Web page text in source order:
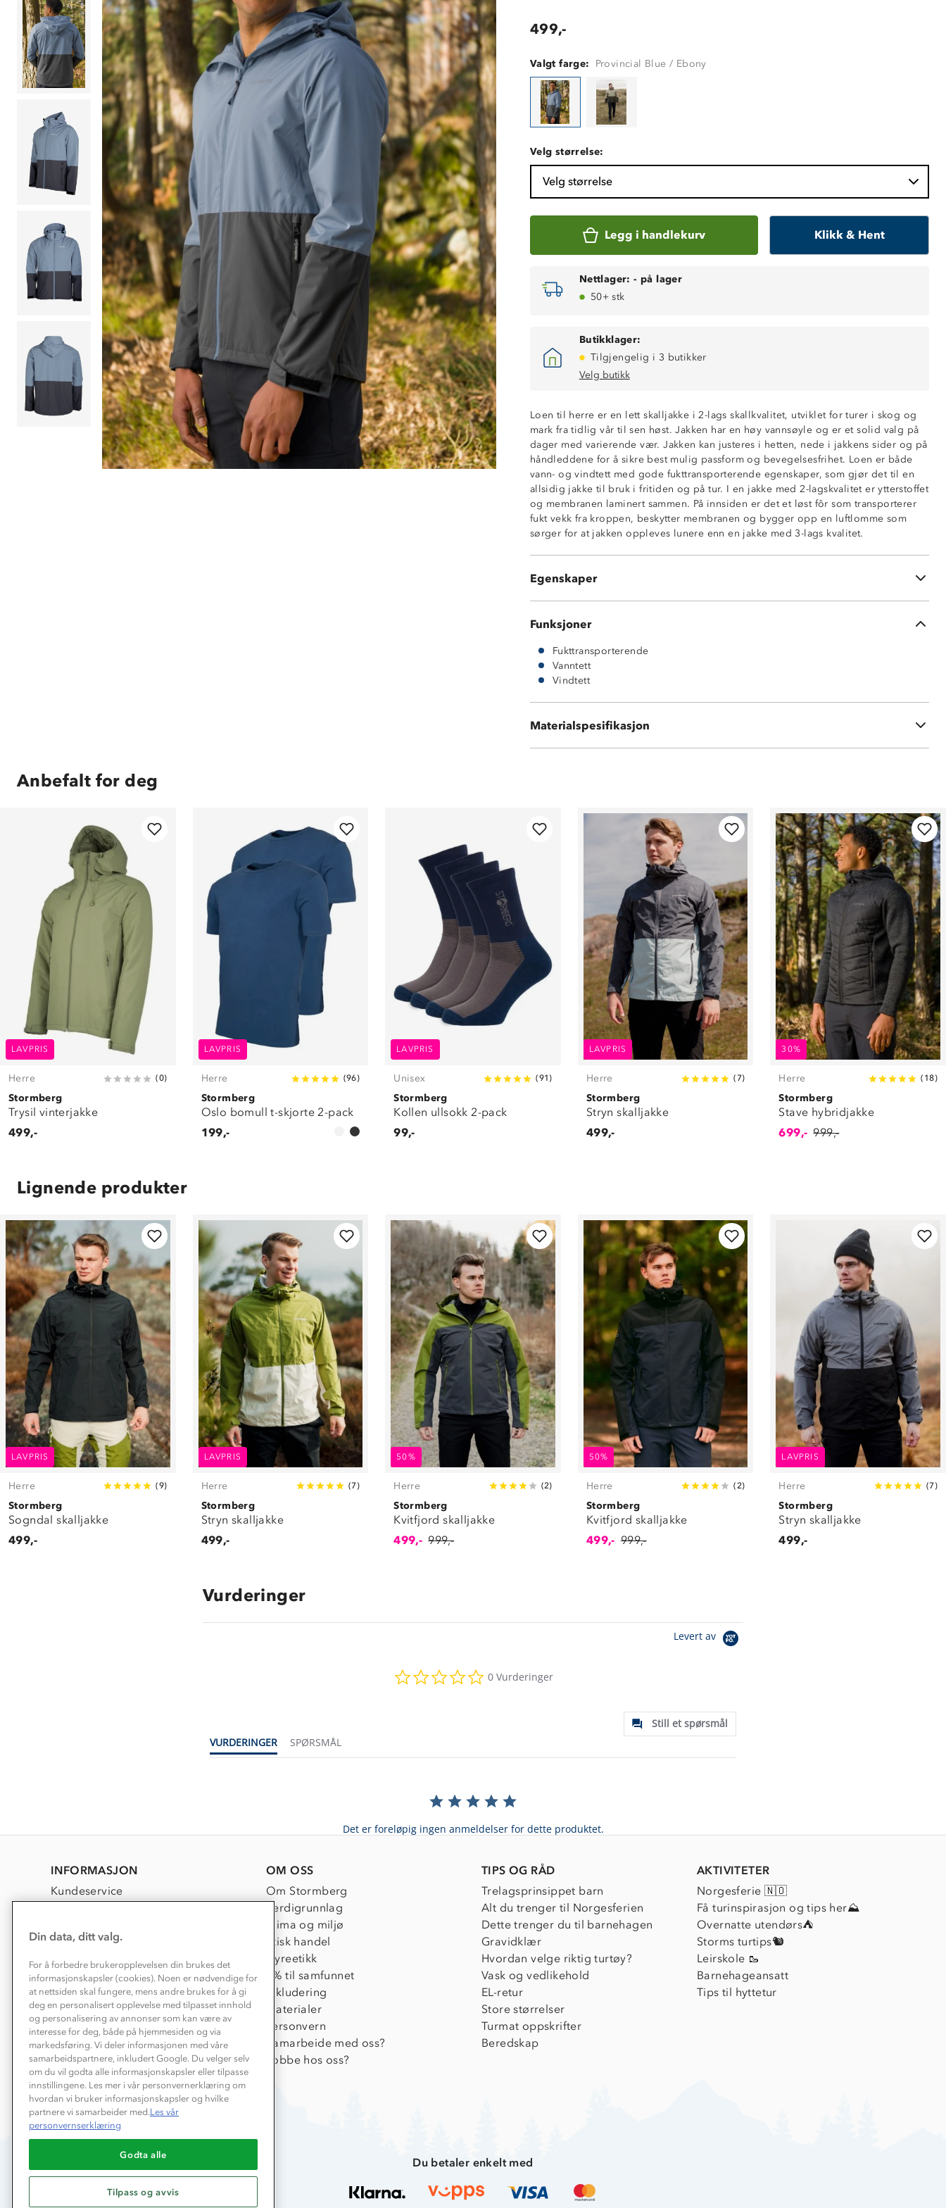
499,-
Valgt farge: Provincial Blue / Ebony
Velg størrelse:
Velg størrelse
Legg i handlekurv Klikk & Hent
Nettlager: - på lager
50+ stk
Butikklager:
Tilgjengelig i 3 butikker
Velg butikk
Loen til herre er en lett skalljakke i 2-lags skallkvalitet, utviklet for turer i skog og
mark fra tidlig vår til sen høst. Jakken har en høy vannsøyle og er et solid valg på
dager med varierende vær. Jakken kan justeres i hetten, nede i jakkens sider og på
håndleddene for å sikre best mulig passform og bevegelsesfrihet. Loen er både
vann- og vindtett med gode fukttransporterende egenskaper, som gjør det til en
allsidig jakke til bruk i fritiden og på tur. I en jakke med 2-lagskvalitet er ytterstoffet
og membranen laminert sammen. På innsiden er det et løst fôr som transporterer
fukt vekk fra kroppen, beskytter membranen og bygger opp en luftlomme som
sørger for at jakken oppleves lunere enn en jakke med 3-lags kvalitet.
Egenskaper
Vanntett (8 000 mm vannsøyle)
Fukttransporterende (4 000 g/ m2/ 24t)
Vindtett
2-lagsskall
Lettvektsjakke
Meshfôr
Fast hette med justering i bakhodet og rundt ansiktet
Strikkjustering nede i sidene
2 sidelommer med glidelås
Funksjoner
Fukttransporterende
Vanntett
Vindtett
Materialspesifikasjon
100 % polyester
Anbefalt for deg
LAVPRIS
Herre (0)
Stormberg
Trysil vinterjakke
499,-
LAVPRIS
Herre (96)
Stormberg
Oslo bomull t-skjorte 2-pack
199,-
LAVPRIS
Unisex (91 )
Stormberg
Kollen ullsokk 2-pack
99,-
LAVPRIS
Herre (7)
Stormberg
Stryn skalljakke
499,-
30%
Herre ( 18)
Stormberg
Stave hybridjakke
699,- 999,-
Lignende produkter
LAVPRIS
Herre (9)
Stormberg
Sogndal skalljakke
499,-
LAVPRIS
Herre (7)
Stormberg
Stryn skalljakke
499,-
50%
Herre (2)
Stormberg
Kvitfjord skalljakke
499,- 999,-
50%
Herre ( 2)
Stormberg
Kvitfjord skalljakke
499,- 999,-
LAVPRIS
Herre (7)
Stormberg
Stryn skalljakke
499,-
Vurderinger
Levert av
star
0 Vurderinger
Still et spørsmål
VURDERINGER
SPØRSMÅL
Det er foreløpig ingen anmeldelser for dette produktet.
INFORMASJON
Kundeservice
Kundeklubb
Våre butikker
Bedrift, barnehage og SFO
Presse
OM OSS
Om Stormberg
Verdigrunnlag
Klima og miljø
Etisk handel
Dyreetikk
1% til samfunnet
Inkludering
Materialer
Personvern
Samarbeide med oss?
Jobbe hos oss?
TIPS OG RÅD
Trelagsprinsippet barn
Alt du trenger til Norgesferien
Dette trenger du til barnehagen
Gravidklær
Hvordan velge riktig turtøy?
Vask og vedlikehold
EL-retur
Store størrelser
Turmat oppskrifter
Beredskap
AKTIVITETER
Norgesferie 🇳🇴
Få turinspirasjon og tips her⛰
Overnatte utendørs⛺
Storms turtips🐿️
Leirskole 🥾
Barnehageansatt
Tips til hyttetur
Du betaler enkelt med
Din data, ditt valg.
For å forbedre brukeropplevelsen din brukes det
informasjonskapsler (cookies). Noen er nødvendige for
at nettsiden skal fungere, mens andre brukes for å gi
deg en personalisert opplevelse med tilpasset innhold
og personalisering av annonser som kan være av
interesse for deg, både på hjemmesiden og via
markedsføring. Vi deler informasjonen med våre
samarbeidspartnere, inkludert Google. Du velger selv
om du vil godta alle informasjonskapsler eller tilpasse
innstillingene. Les mer i vår personvernerklæring om
hvordan vi bruker informasjonskapsler og hvilke
partnere vi samarbeider med.Les vår
personvernserklæring
Godta alle
Tilpass og avvis